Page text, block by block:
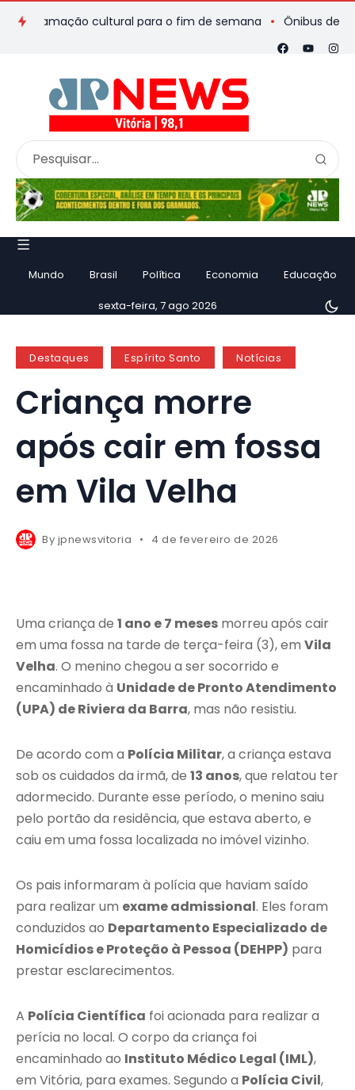
cultural para o fim de semana Ônibus de romeiros
Mundo Brasil Política Economia Educação
sexta-feira, 7 ago 2026
Destaques Espírito Santo Notícias
Criança morre
após cair em fossa
em Vila Velha
By jpnewsvitoria 4 de fevereiro de 2026
Uma criança de 1 ano e 7 meses morreu após cair
em uma fossa na tarde de terça-feira (3), em Vila
Velha. O menino chegou a ser socorrido e
encaminhado à Unidade de Pronto Atendimento
(UPA) de Riviera da Barra, mas não resistiu.
De acordo com a Polícia Militar, a criança estava
sob os cuidados da irmã, de 13 anos, que relatou ter
adormecido. Durante esse período, o menino saiu
pelo portão da residência, que estava aberto, e
caiu em uma fossa localizada no imóvel vizinho.
Os pais informaram à polícia que haviam saído
para realizar um exame admissional. Eles foram
conduzidos ao Departamento Especializado de
Homicídios e Proteção à Pessoa (DEHPP) para
prestar esclarecimentos.
A Polícia Científica foi acionada para realizar a
perícia no local. O corpo da criança foi
encaminhado ao Instituto Médico Legal (IML),
em Vitória, para exames. Segundo a Polícia Civil,